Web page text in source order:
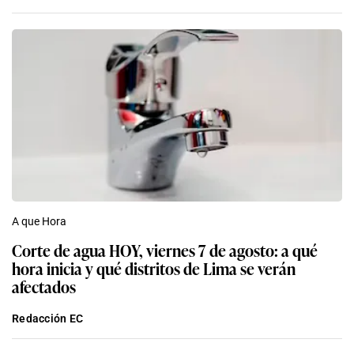
A que Hora
Corte de agua HOY, viernes 7 de agosto: a qué
hora inicia y qué distritos de Lima se verán
afectados
Redacción EC